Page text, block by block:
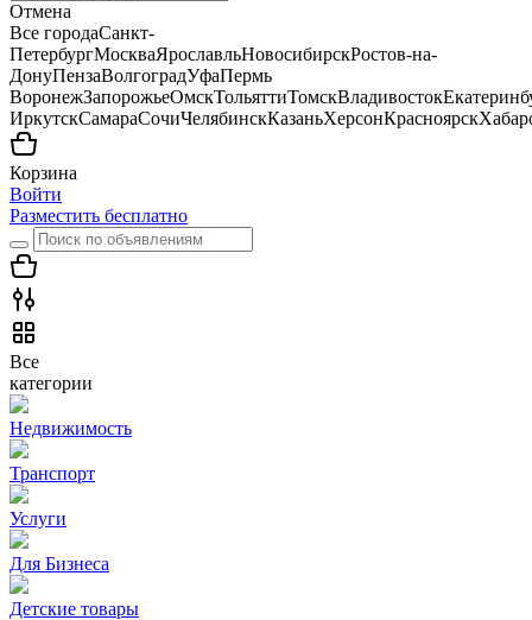
Отмена
Все городаСанкт-
ПетербургМоскваЯрославльНовосибирскРостов-на-
ДонуПензаВолгоградУфаПермь
ВоронежЗапорожьеОмскТольяттиТомскВладивосток
ИркутскСамараСочиЧелябинскКазаньХерсонКрасноярск
Корзина
Войти
Разместить бесплатно
Все
категории
Недвижимость
Транспорт
Услуги
Для Бизнеса
Детские товары